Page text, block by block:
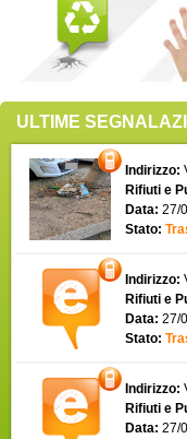
ULTIME
Indirizzo:
Rifiuti e
Data: 27/
Stato:
Indirizzo:
Rifiuti e
Data: 27/
Stato:
Indirizzo:
Rifiuti e
Data: 27/